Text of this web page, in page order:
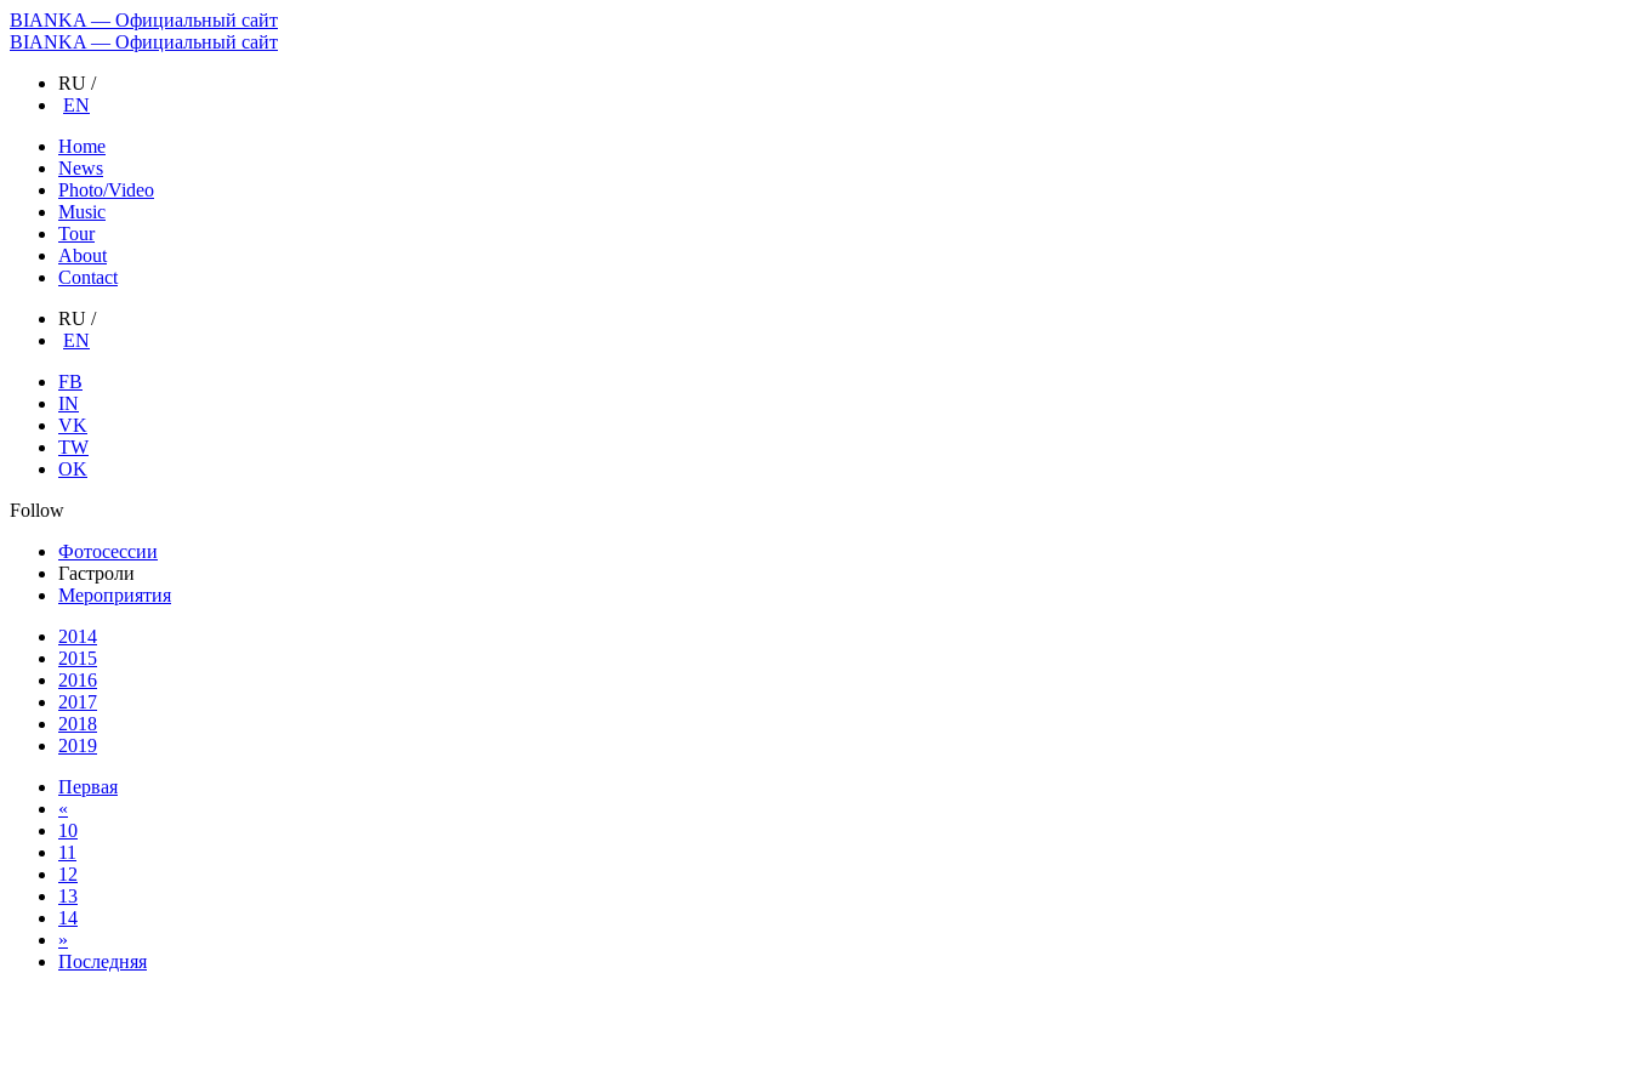
BIANKA — Официальный сайт
BIANKA — Официальный сайт
RU /
EN
Home
News
Photo/Video
Music
Tour
About
Contact
RU /
EN
FB
IN
VK
TW
OK
Follow
Фотосессии
Гастроли
Мероприятия
2014
2015
2016
2017
2018
2019
Первая
«
10
11
12
13
14
»
Последняя